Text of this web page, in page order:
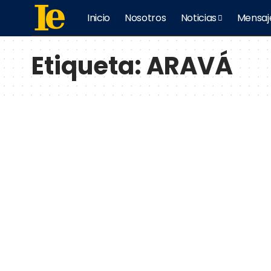
Inicio Nosotros Noticias
Etiqueta:ARAVÁ